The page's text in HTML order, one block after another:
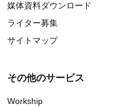
媒体資料ダウンロード
ライター募集
サイトマップ
その他のサービス
Workship